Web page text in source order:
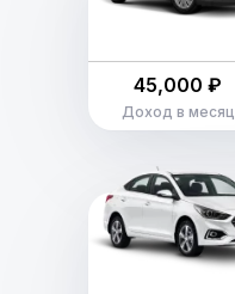
45,000 ₽
Доход в месяц